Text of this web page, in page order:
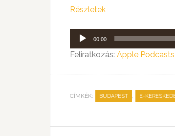
Részletek
Audió
lejátszó
00:00
Feliratkozás: Apple Podcasts
CÍMKÉK: BUDAPEST , E-